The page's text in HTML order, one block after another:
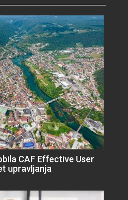
CAF Effective User
upravljanja